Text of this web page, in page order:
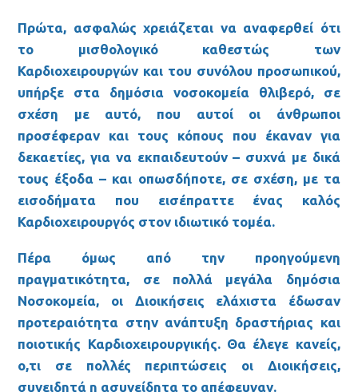
Πρώτα, ασφαλώς χρειάζεται να αναφερθεί ότι
το μισθολογικό καθεστώς των
Καρδιοχειρουργών και του συνόλου προσωπικού,
υπήρξε στα δημόσια νοσοκομεία θλιβερό, σε
σχέση με αυτό, που αυτοί οι άνθρωποι
προσέφεραν και τους κόπους που έκαναν για
δεκαετίες, για να εκπαιδευτούν – συχνά με δικά
τους έξοδα – και οπωσδήποτε, σε σχέση, με τα
εισοδήματα που εισέπραττε ένας καλός
Καρδιοχειρουργός στον ιδιωτικό τομέα.
Πέρα όμως από την προηγούμενη
πραγματικότητα, σε πολλά μεγάλα δημόσια
Νοσοκομεία, οι Διοικήσεις ελάχιστα έδωσαν
προτεραιότητα στην ανάπτυξη δραστήριας και
ποιοτικής Καρδιοχειρουργικής. Θα έλεγε κανείς,
ο,τι σε πολλές περιπτώσεις οι Διοικήσεις,
συνειδητά η ασυνείδητα το απέφευγαν.